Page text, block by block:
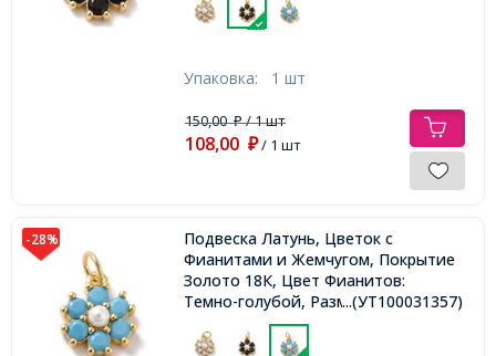
Упаковка: 1 шт
150,00₽/ 1 шт
108,00 ₽/ 1 шт
-28%
Подвеска Латунь, Цветок с
Фианитами и Жемчугом, Покрытие
Золото 18К, Цвет Фианитов:
Темно-голубой, Размер:
12.5х10.5х4мм, Отверстие 3.6мм,
Кольцо: 5х0.7мм,
...(УТ100031357)